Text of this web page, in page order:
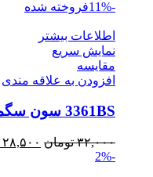
اصلی
-11% فروخته شده
اطلاعات بیشتر
نمایش سریع
مقايسه
افزودن به علاقه مندی
3361BS سون سگمنت قرمز آند مشترک 3 رقم
۳۲,۰۰۰ تومان قیمت
۲۸,۵۰۰
-2%